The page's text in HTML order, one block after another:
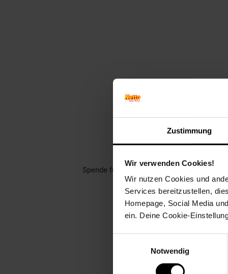
Zustimmung
Wir verwenden Cookies!
Wir nutzen Cookies und
Services bereitzustellen,
Homepage, Social Media
ein. Deine Cookie-
Notwendig
Finde
Rund 1400 gemeinnützige
Spende für einen Verein in deiner Region,